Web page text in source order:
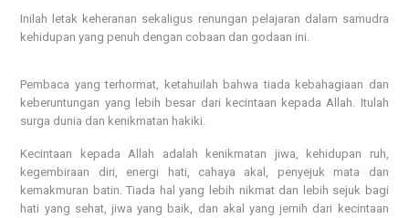
Inilah letak keheranan sekaligus renungan pelajaran dalam samudra
kehidupan yang penuh dengan cobaan dan godaan ini.
Pembaca yang terhormat, ketahuilah bahwa tiada kebahagiaan dan
keberuntungan yang lebih besar dari kecintaan kepada Allah. Itulah
surga dunia dan kenikmatan hakiki.
Kecintaan kepada Allah adalah kenikmatan jiwa, kehidupan ruh,
kegembiraan diri, energi hati, cahaya akal, penyejuk mata dan
kemakmuran batin. Tiada hal yang lebih nikmat dan lebih sejuk bagi
hati yang sehat, jiwa yang baik, dan akal yang jernih dari kecintaan